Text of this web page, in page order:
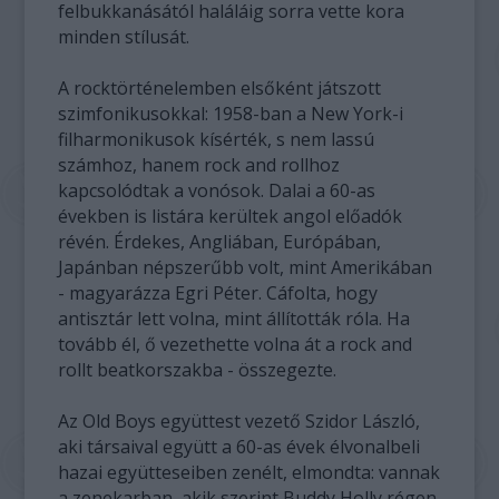
felbukkanásától haláláig sorra vette kora
minden stílusát.
A rocktörténelemben elsőként játszott
szimfonikusokkal: 1958-ban a New York-i
filharmonikusok kísérték, s nem lassú
számhoz, hanem rock and rollhoz
kapcsolódtak a vonósok. Dalai a 60-as
években is listára kerültek angol előadók
révén. Érdekes, Angliában, Európában,
Japánban népszerűbb volt, mint Amerikában
- magyarázza Egri Péter. Cáfolta, hogy
antisztár lett volna, mint állították róla. Ha
tovább él, ő vezethette volna át a rock and
rollt beatkorszakba - összegezte.
Az Old Boys együttest vezető Szidor László,
aki társaival együtt a 60-as évek élvonalbeli
hazai együtteseiben zenélt, elmondta: vannak